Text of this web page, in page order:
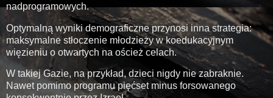
nadprogramowych.
Optymalną wyniki demograficzne przynosi inna strategia:
maksymalne stłoczenie młodzieży w koedukacyjnym
więzieniu o otwartych na oścież celach.
W takiej Gazie, na przykład, dzieci nigdy nie zabraknie.
Nawet pomimo programu pięćset minus forsowanego